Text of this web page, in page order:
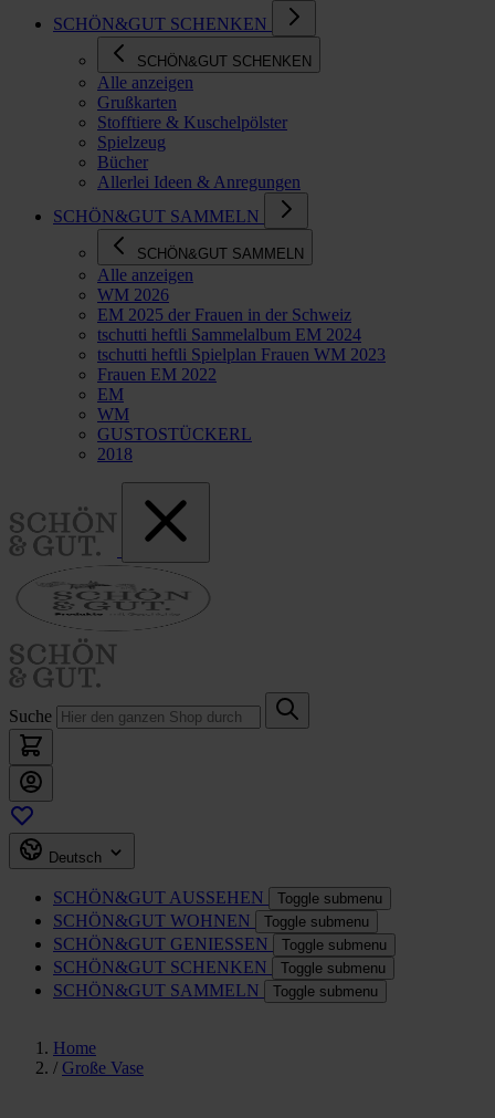
SCHÖN&GUT SCHENKEN
SCHÖN&GUT SCHENKEN
Alle anzeigen
Grußkarten
Stofftiere & Kuschelpölster
Spielzeug
Bücher
Allerlei Ideen & Anregungen
SCHÖN&GUT SAMMELN
SCHÖN&GUT SAMMELN
Alle anzeigen
WM 2026
EM 2025 der Frauen in der Schweiz
tschutti heftli Sammelalbum EM 2024
tschutti heftli Spielplan Frauen WM 2023
Frauen EM 2022
EM
WM
GUSTOSTÜCKERL
2018
Suche
Deutsch
SCHÖN&GUT AUSSEHEN Toggle submenu
SCHÖN&GUT WOHNEN Toggle submenu
SCHÖN&GUT GENIESSEN Toggle submenu
SCHÖN&GUT SCHENKEN Toggle submenu
SCHÖN&GUT SAMMELN Toggle submenu
Home
/ Große Vase